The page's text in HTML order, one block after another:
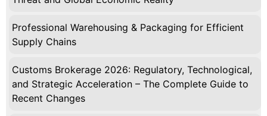
Professional Warehousing & Packaging for Efficient
Supply Chains
Customs Brokerage 2026: Regulatory, Technological,
and Strategic Acceleration – The Complete Guide to
Recent Changes